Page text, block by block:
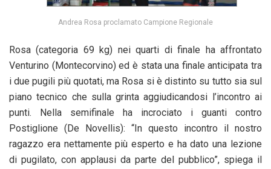
Andrea Rosa proclamato Campione Regionale
Rosa (categoria 69 kg) nei quarti di finale ha affrontato
Venturino (Montecorvino) ed è stata una finale anticipata tra
i due pugili più quotati, ma Rosa si è distinto su tutto sia sul
piano tecnico che sulla grinta aggiudicandosi l’incontro ai
punti. Nella semifinale ha incrociato i guanti contro
Postiglione (De Novellis): “In questo incontro il nostro
ragazzo era nettamente più esperto e ha dato una lezione
di pugilato, con applausi da parte del pubblico”, spiega il